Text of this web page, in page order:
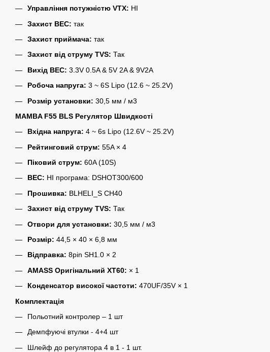
Управління потужністю VTX: НІ
Захист BEC: так
Захист приймача: так
Захист від струму TVS: Так
Вихід BEC: 3.3V 0.5A & 5V 2A & 9V2A
Робоча напруга: 3 ~ 6S Lipo (12.6 ~ 25.2V)
Розмір установки: 30,5 мм / м3
MAMBA F55 BLS Регулятор Швидкості
Вхідна напруга: 4 ~ 6s Lipo (12.6V ~ 25.2V)
Рейтинговий струм: 55A × 4
Піковий струм: 60A (10S)
BEC: НІ програма: DSHOT300/600
Прошивка: BLHELI_S CH40
Захист від струму TVS: Так
Отвори для установки: 30,5 мм / м3
Розмір: 44,5 × 40 × 6,8 мм
Відправка: 8pin SH1.0 × 2
AMASS Оригінальний XT60: × 1
Конденсатор високої частоти: 470UF/35V × 1
Комплектація
Польотний контролер – 1 шт
Демпфуючі втулки - 4+4 шт
Шлейф до регулятора 4 в 1 - 1 шт.